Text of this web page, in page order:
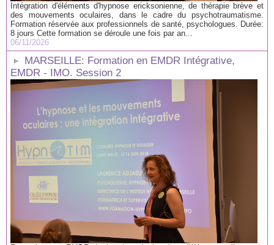
Intégration d'éléments d'hypnose ericksonienne, de thérapie brève et
des mouvements oculaires, dans le cadre du psychotraumatisme.
Formation réservée aux professionnels de santé, psychologues. Durée:
8 jours Cette formation se déroule une fois par an...
06/11/2026
MARSEILLE: Formation en EMDR Intégrative,
EMDR - IMO. Session 2